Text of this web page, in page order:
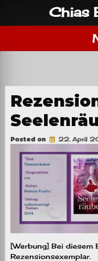
content
Chias
Posted on 22. April
[Werbung] Bei diesem
Rezensionsexemplar.